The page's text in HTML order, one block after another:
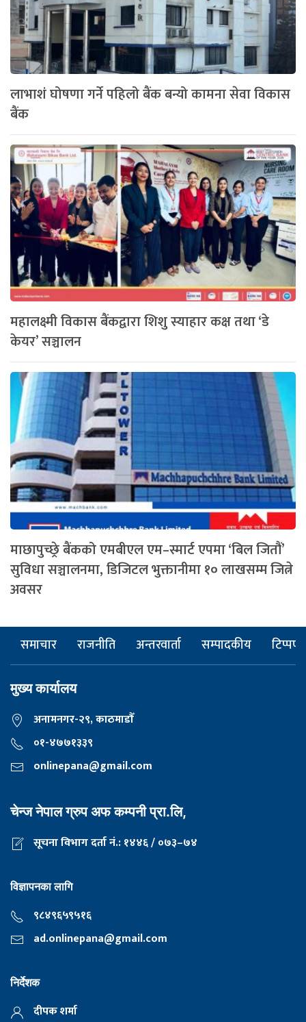
लाभाशं घोषणा गर्ने पहिलो बैंक बन्यो कामना सेवा विकास
बैंक
महालक्ष्मी विकास बैंकद्वारा शिशु स्याहार कक्ष तथा ‘डे
केयर’ सञ्चालन
माछापुच्छ्रे बैंकको एमबीएल एम–स्मार्ट एपमा ‘बिल जितौं’
सुविधा सञ्चालनमा, डिजिटल भुक्तानीमा १० लाखसम्म जित्ने
अवसर
समाचार राजनीति अन्तरवार्ता सम्पादकीय टिप्पणी
मुख्य कार्यालय
अनामनगर-२९, काठमाडाैँ
०१-४७७१३३९
onlinepana@gmail.com
चेन्ज नेपाल ग्रुप अफ कम्पनी प्रा.लि,
सूचना विभाग दर्ता नं.: १४४६ / ०७३–७४
विज्ञापनका लागि
९८४९६५९५१६
ad.onlinepana@gmail.com
निर्देशक
दीपक शर्मा